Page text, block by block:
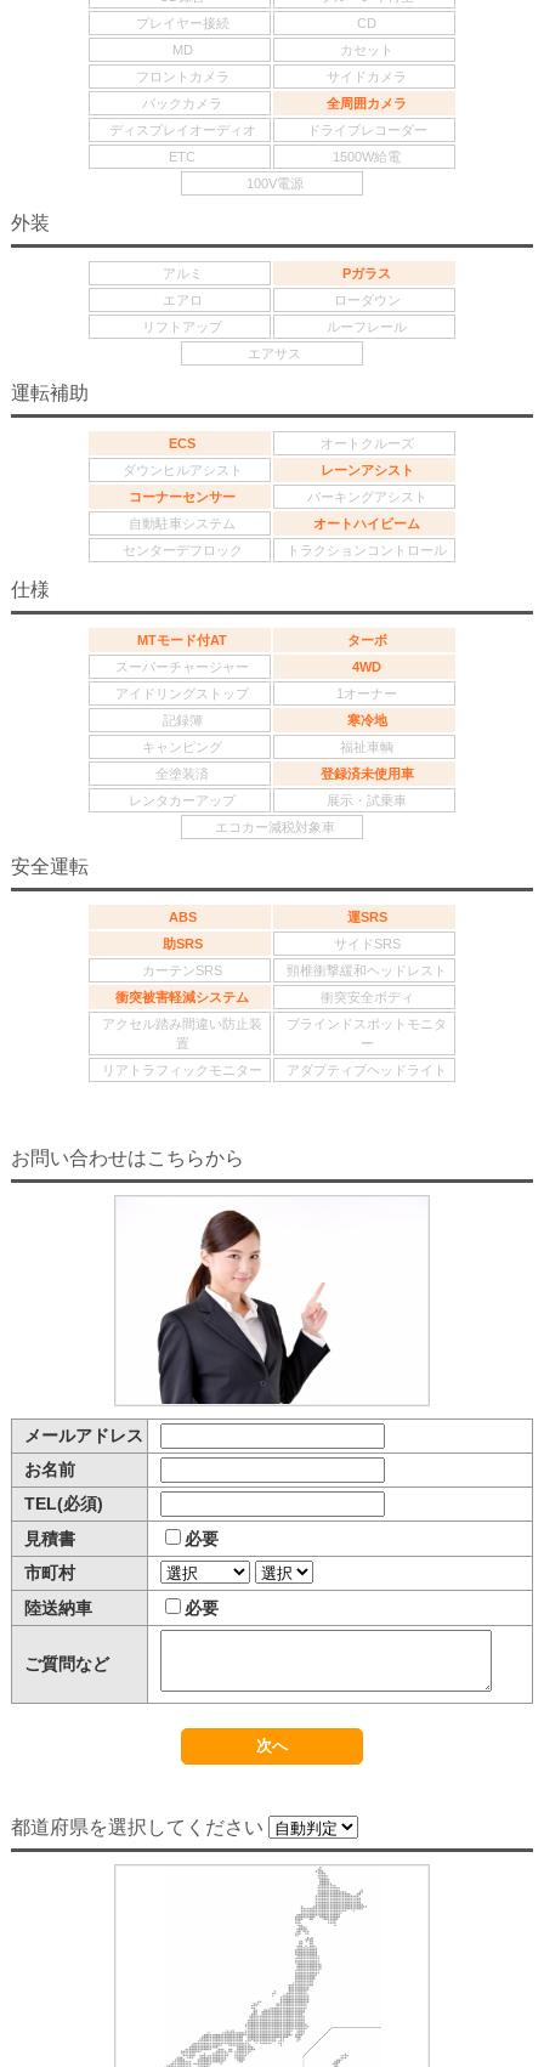
プレイヤー接続
CD
MD
カセット
フロントカメラ
サイドカメラ
バックカメラ
全周囲カメラ
ディスプレイオーディオ
ドライブレコーダー
ETC
1500W給電
100V電源
外装
アルミ
Pガラス
エアロ
ローダウン
リフトアップ
ルーフレール
エアサス
運転補助
ECS
オートクルーズ
ダウンヒルアシスト
レーンアシスト
コーナーセンサー
パーキングアシスト
自動駐車システム
オートハイビーム
センターデフロック
トラクションコントロール
仕様
MTモード付AT
ターボ
スーパーチャージャー
4WD
アイドリングストップ
1オーナー
記録簿
寒冷地
キャンピング
福祉車輌
全塗装済
登録済未使用車
レンタカーアップ
展示・試乗車
エコカー減税対象車
安全運転
ABS
運SRS
助SRS
サイドSRS
カーテンSRS
頸椎衝撃緩和ヘッドレスト
衝突被害軽減システム
衝突安全ボディ
アクセル踏み間違い防止装
置
ブラインドスポットモニタ
ー
リアトラフィックモニター
アダプティブヘッドライト
お問い合わせはこちらから
メールアドレス
お名前
TEL(必須)
見積書
必要
市町村
陸送納車
必要
ご質問など
都道府県を選択してください